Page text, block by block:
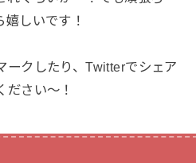
嬉しいです！
ークしたり、Twitterでシェア
ださい〜！